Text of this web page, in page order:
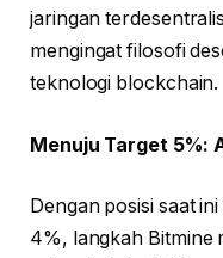
jaringan
mengingat filosofi
teknologi blockchain.
Menuju Target 5%:
Dengan posisi saat
4%, langkah Bitmine